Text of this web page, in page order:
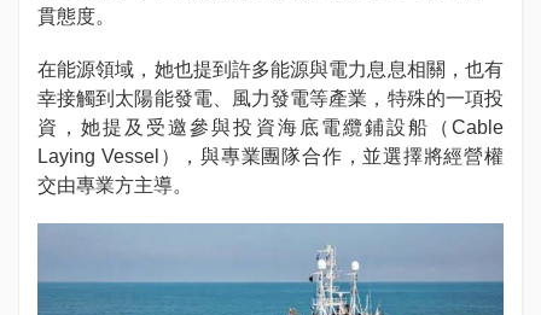
貫態度。
在能源領域，她也提到許多能源與電力息息相關，也有
幸接觸到太陽能發電、風力發電等產業，特殊的一項投
資，她提及受邀參與投資海底電纜鋪設船（Cable
Laying Vessel），與專業團隊合作，並選擇將經營權
交由專業方主導。